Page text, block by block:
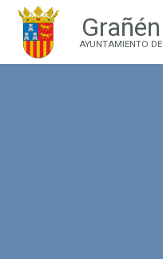
Grañén
AYUNTAMIENTO DE